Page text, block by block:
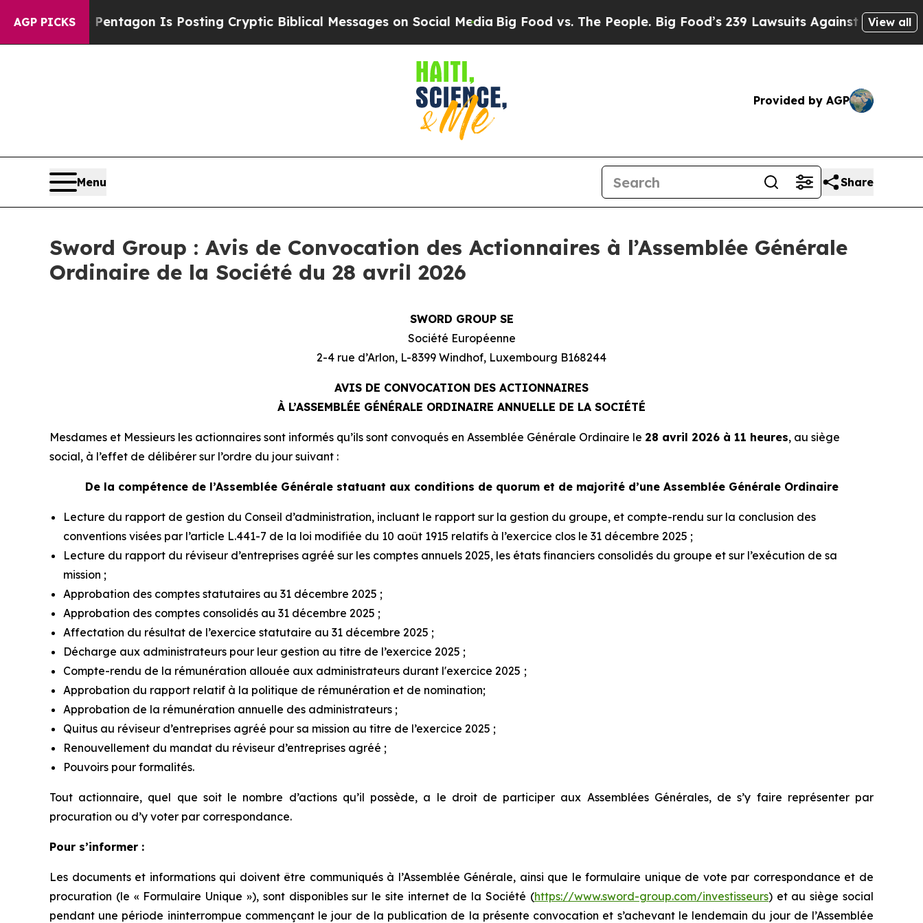
AGP PICKS
The Pentagon Is Posting Cryptic Biblical Messages on Social MediaBig Food vs. The People. Big Food’s 239 Lawsuits Against Life-SavingView all
Provided by AGP
Menu Share
Sword Group : Avis de Convocation des Actionnaires à l’Assemblée Générale
Ordinaire de la Société du 28 avril 2026
SWORD GROUP SE
Société Européenne
2-4 rue d’Arlon, L-8399 Windhof, Luxembourg B168244
AVIS DE CONVOCATION DES ACTIONNAIRES
À L’ASSEMBLÉE GÉNÉRALE ORDINAIRE ANNUELLE DE LA SOCIÉTÉ
Mesdames et Messieurs les actionnaires sont informés qu’ils sont convoqués en Assemblée Générale Ordinaire le 28 avril 2026 à 11 heures, au siège
social, à l’effet de délibérer sur l’ordre du jour suivant :
De la compétence de l’Assemblée Générale statuant aux conditions de quorum et de majorité d’une Assemblée Générale Ordinaire
Lecture du rapport de gestion du Conseil d’administration, incluant le rapport sur la gestion du groupe, et compte-rendu sur la conclusion des
conventions visées par l’article L.441-7 de la loi modifiée du 10 août 1915 relatifs à l’exercice clos le 31 décembre 2025 ;
Lecture du rapport du réviseur d’entreprises agréé sur les comptes annuels 2025, les états financiers consolidés du groupe et sur l’exécution de sa
mission ;
Approbation des comptes statutaires au 31 décembre 2025 ;
Approbation des comptes consolidés au 31 décembre 2025 ;
Affectation du résultat de l’exercice statutaire au 31 décembre 2025 ;
Décharge aux administrateurs pour leur gestion au titre de l’exercice 2025 ;
Compte-rendu de la rémunération allouée aux administrateurs durant l'exercice 2025 ;
Approbation du rapport relatif à la politique de rémunération et de nomination;
Approbation de la rémunération annuelle des administrateurs ;
Quitus au réviseur d’entreprises agréé pour sa mission au titre de l’exercice 2025 ;
Renouvellement du mandat du réviseur d’entreprises agréé ;
Pouvoirs pour formalités.
Tout actionnaire, quel que soit le nombre d’actions qu’il possède, a le droit de participer aux Assemblées Générales, de s’y faire représenter par
procuration ou d’y voter par correspondance.
Pour s’informer :
Les documents et informations qui doivent être communiqués à l’Assemblée Générale, ainsi que le formulaire unique de vote par correspondance et de
procuration (le « Formulaire Unique »), sont disponibles sur le site internet de la Société (https://www.sword-group.com/investisseurs) et au siège social
pendant une période ininterrompue commençant le jour de la publication de la présente convocation et s’achevant le lendemain du jour de l’Assemblée